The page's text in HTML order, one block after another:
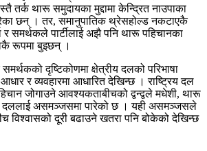
थारू समुदायका मुद्दामा केन्द्रित नाउपाका
छन् । तर, समानुपातिक थ्रेसहोल्ड नकटाएकै
र समर्थकले पार्टीलाई अझै पनि थारू पहिचानका
रूपमा बुझ्छन् ।
समर्थकको दृष्टिकोणमा क्षेत्रीय दलको परिभाषा
आधार र व्यवहारमा आधारित देखिन्छ । राष्ट्रिय दल
जोगाउने आवश्यकताबीचको द्वन्द्वले मधेशी, थारू
दललाई असमञ्जसमा पारेको छ । यही असमञ्जसले
विश्वासको दूरी बढाउने खतरा पनि बोकेको देखिन्छ